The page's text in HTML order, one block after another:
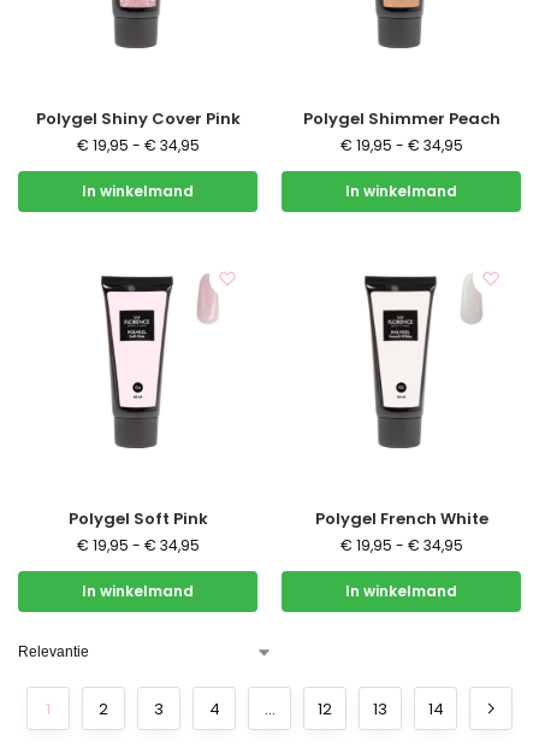
Polygel Shiny Cover Pink
€ 19,95 - € 34,95
In winkelmand
Polygel Shimmer Peach
€ 19,95 - € 34,95
In winkelmand
Polygel Soft Pink
€ 19,95 - € 34,95
In winkelmand
Polygel French White
€ 19,95 - € 34,95
In winkelmand
1 2 3 4 … 12 13 14